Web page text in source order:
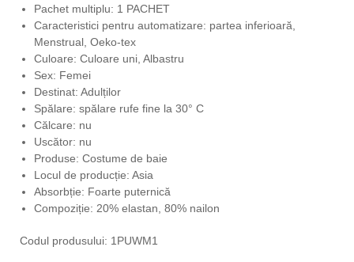
Pachet multiplu: 1 PACHET
Caracteristici pentru automatizare: partea inferioară,
Menstrual, Oeko-tex
Culoare: Culoare uni, Albastru
Sex: Femei
Destinat: Adulților
Spălare: spălare rufe fine la 30° C
Călcare: nu
Uscător: nu
Produse: Costume de baie
Locul de producție: Asia
Absorbție: Foarte puternică
Compoziție: 20% elastan, 80% nailon
Codul produsului: 1PUWM1